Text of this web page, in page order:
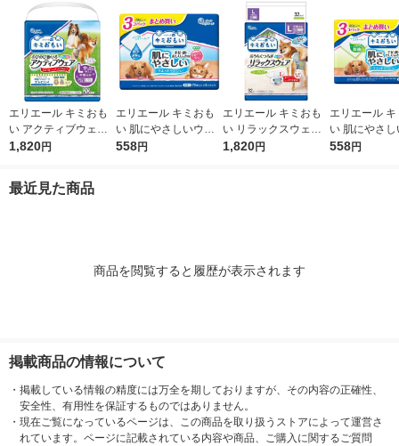
エリエール キミおも
い アクティブウェア
Ｌ パンツ ゆったりサ
20枚入 1袋 大王製紙
1,820円
エリエール キミおも
い 肌にやさしいウエ
ットティシュー 純水9
558円
エリエール キミおも
い リラックスウェア
L テープ 中型犬（女
1,820円
エリエール
い 肌にやさ
ットティシュ
558円
最近見た商品
商品を閲覧すると履歴が表示されます
掲載商品の情報について
・ 掲載している情報の精度には万全を期しておりますが、その内容の正確性、
安全性、有用性を保証するものではありません。
・ 現在ご覧になっているページは、この商品を取り扱うストアによって運営さ
れています。ページに記載されている内容や商品、ご購入に関するご質問